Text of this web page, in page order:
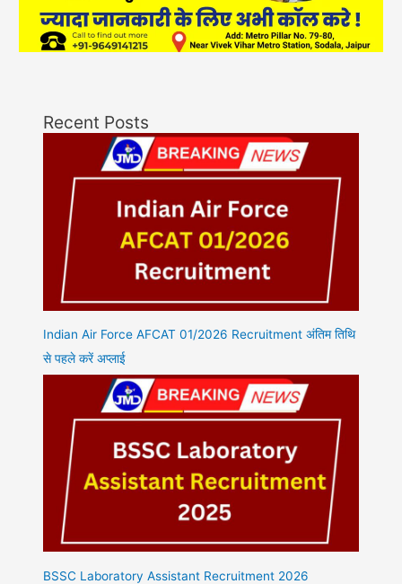
Recent Posts
Indian Air Force AFCAT 01/2026 Recruitment अंतिम तिथि
से पहले करें अप्लाई
BSSC Laboratory Assistant Recruitment 2026